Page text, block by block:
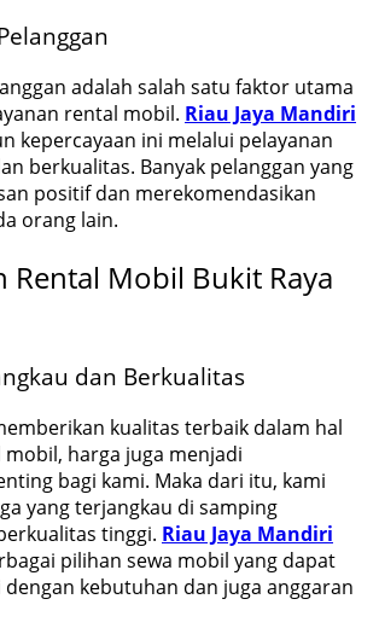
adalah salah satu faktor utama
rental mobil. Riau Jaya Mandiri
kepercayaan ini melalui pelayanan
berkualitas. Banyak pelanggan yang
positif dan merekomendasikan
orang lain.
Rental Mobil Bukit Raya
dan Berkualitas
kualitas terbaik dalam hal
harga juga menjadi
bagi kami. Maka dari itu, kami
yang terjangkau di samping
tinggi. Riau Jaya Mandiri
pilihan sewa mobil yang dapat
kebutuhan dan juga anggaran